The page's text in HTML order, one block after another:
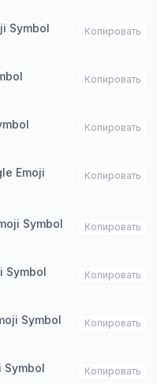
Symbol Копировать
Копировать
Копировать
Emoji
Копировать
Symbol Копировать
Symbol Копировать
Symbol Копировать
Symbol Копировать